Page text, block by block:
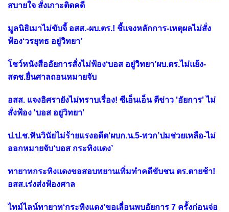
สบายใจ สั่งเกาะติดคดี
มูลนิธิเมาไม่ขับจี้ อสส.-ผบ.ตร.! ชี้แจงหลักการ-เหตุผลไม่สั่ง
ฟ้อง‘วรยุทธ อยู่วิทยา’
โชว์หนังสืออัยการสั่งไม่ฟ้อง‘บอส อยู่วิทยา’ผบ.ตร.ไม่แย้ง-
สตช.ยื่นศาลถอนหมายจับ
อสส. แจงอิศรายังไม่ทราบเรื่อง! ซีเอ็นเอ็น ตีข่าว 'อัยการ' ไม่
สั่งฟ้อง 'บอส อยู่วิทยา'
ป.ป.ช.ฟันวินัยไม่ร้ายแรงอดีต‘ผบก.น.5-พวก’ปมช่วยเหลือ-ไม่
ออกหมายจับ‘บอส กระทิงแดง’
ทายาทกระทิงแดงขอสอบพยานเพิ่มทำคดีขับชน ตร.ตายช้า!
อสส.เร่งส่งฟ้องศาล
ไทม์ไลน์ทายาท‘กระทิงแดง’ขอเลื่อนพบอัยการ 7 ครั้งก่อนจ่อ